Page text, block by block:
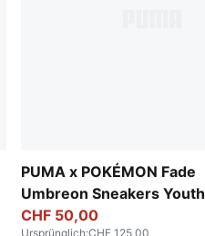
PUMA x POKÉMON Fade
Umbreon Sneakers Youth
CHF 50,00
Ursprünglich:CHF 125,00